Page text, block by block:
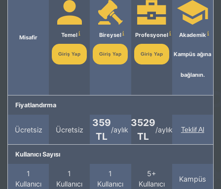
Misafir Temel
Giriş Yap
Bireysel
Giriş Yap
Profesyonel
Giriş Yap
Akademik
Kampüs ağına
bağlanın.
Fiyatlandırma
Ücretsiz Ücretsiz
359
TL
/aylık
3529
TL
/aylık Teklif Al
Kullanıcı Sayısı
1
Kullanıcı
1
Kullanıcı
1
Kullanıcı
5+
Kullanıcı
Kampüs